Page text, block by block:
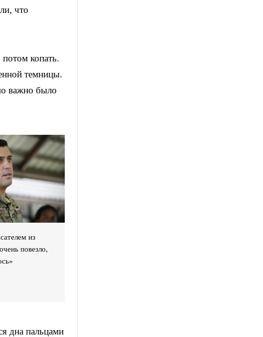
что
копать.
темницы.
важно было
из
повезло,
дна пальцами